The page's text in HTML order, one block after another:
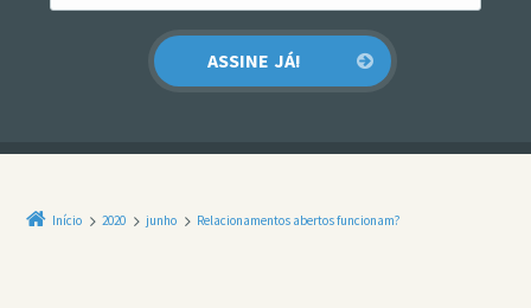
Início 2020 junho Relacionamentos abertos funcionam?